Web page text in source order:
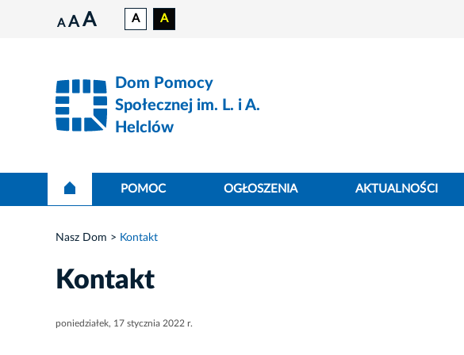
A A A A A
Dom Pomocy
Społecznej im. L. i A.
Helclów
POMOC OGŁOSZENIA AKTUALNOŚCI
Nasz Dom Kontakt
Kontakt
poniedziałek, 17 stycznia 2022 r.